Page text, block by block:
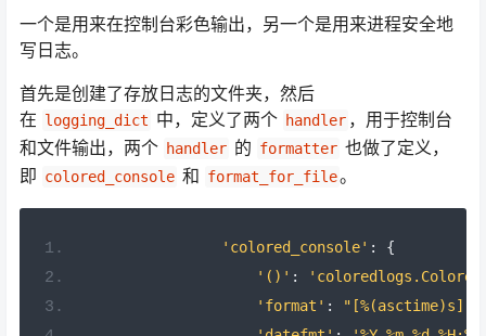
一个是用来在控制台彩色输出，另一个是用来进程安全地
写日志。
首先是创建了存放日志的文件夹，然后
在 logging_dict 中，定义了两个 handler ，用于控制台
和文件输出，两个 handler 的 formatter 也做了定义，
即 colored_console 和 format_for_file。
'colored_console' :
{
'()' :
'format' :
"[%(asctime)s]